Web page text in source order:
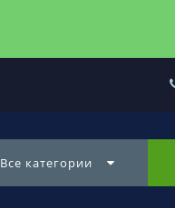
Все категории